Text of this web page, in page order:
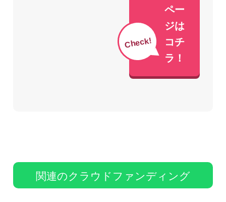
Check!
ペー
ジは
コチ
ラ！
関連のクラウドファンディング